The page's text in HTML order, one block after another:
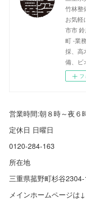
竹林整
お気軽
市市
町 -業
採、高
備、ビ
フ
営業時間:朝８時～夜６
定休日 日曜日
0120-284-163
所在地
三重県菰野町杉谷2304-
メインホームページは↓